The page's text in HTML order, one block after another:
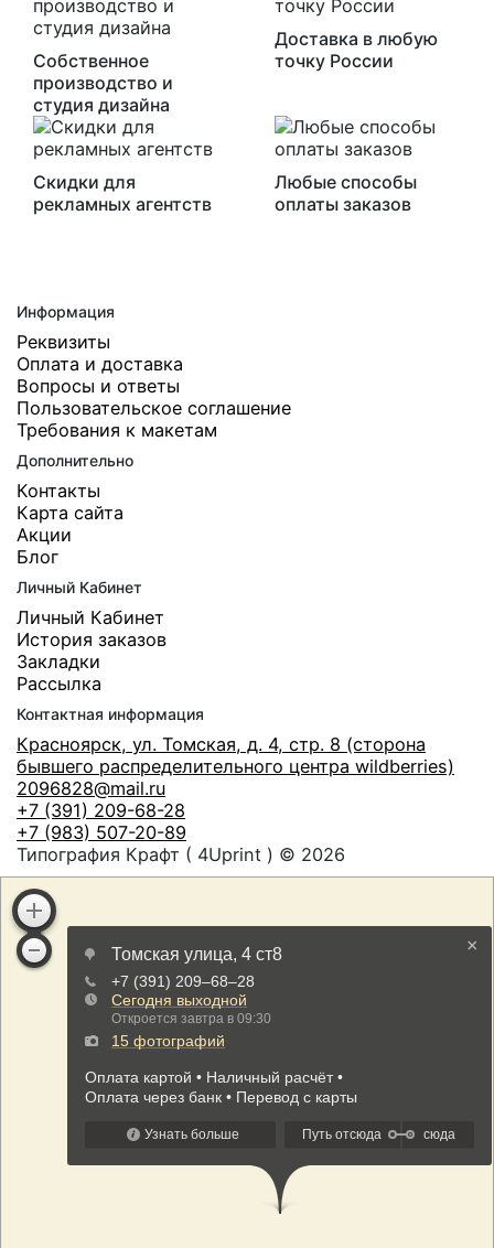
Собственное
производство и
студия дизайна
Доставка в любую
точку России
Скидки для
рекламных агентств
Любые способы
оплаты заказов
Информация
Реквизиты
Оплата и доставка
Вопросы и ответы
Пользовательское соглашение
Требования к макетам
Дополнительно
Контакты
Карта сайта
Акции
Блог
Личный Кабинет
Личный Кабинет
История заказов
Закладки
Рассылка
Контактная информация
Красноярск, ул. Томская, д. 4, стр. 8 (сторона
бывшего распределительного центра wildberries)
2096828@mail.ru
+7 (391) 209-68-28
+7 (983) 507-20-89
Типография Крафт ( 4Uprint ) © 2026